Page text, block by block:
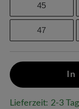
45
47
Lieferzeit: 2-3